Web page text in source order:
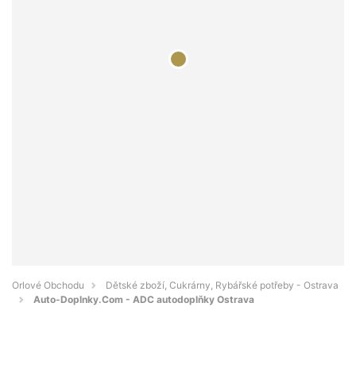
Orlové Obchodu
Dětské zboží, Cukrárny, Rybářské potřeby - Ostrava
Auto-Doplnky.Com - ADC autodoplňky Ostrava